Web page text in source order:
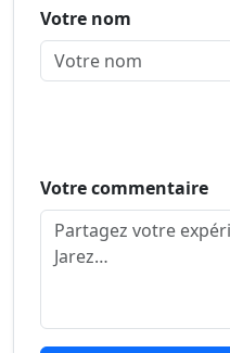
Votre nom
Votre commentaire